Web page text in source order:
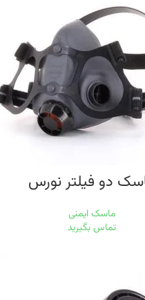
دو فیلتر نورس
ماسک ایمنی
تماس بگیرید